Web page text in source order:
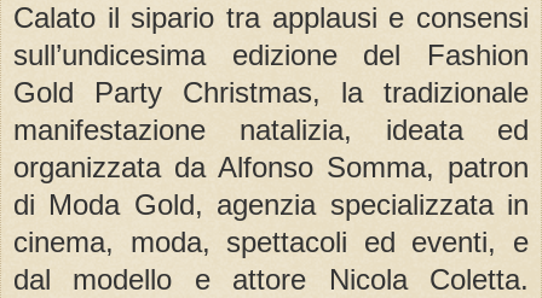
Calato il sipario tra applausi e consensi
sull’undicesima edizione del Fashion
Gold Party Christmas, la tradizionale
manifestazione natalizia, ideata ed
organizzata da Alfonso Somma, patron
di Moda Gold, agenzia specializzata in
cinema, moda, spettacoli ed eventi, e
dal modello e attore Nicola Coletta.